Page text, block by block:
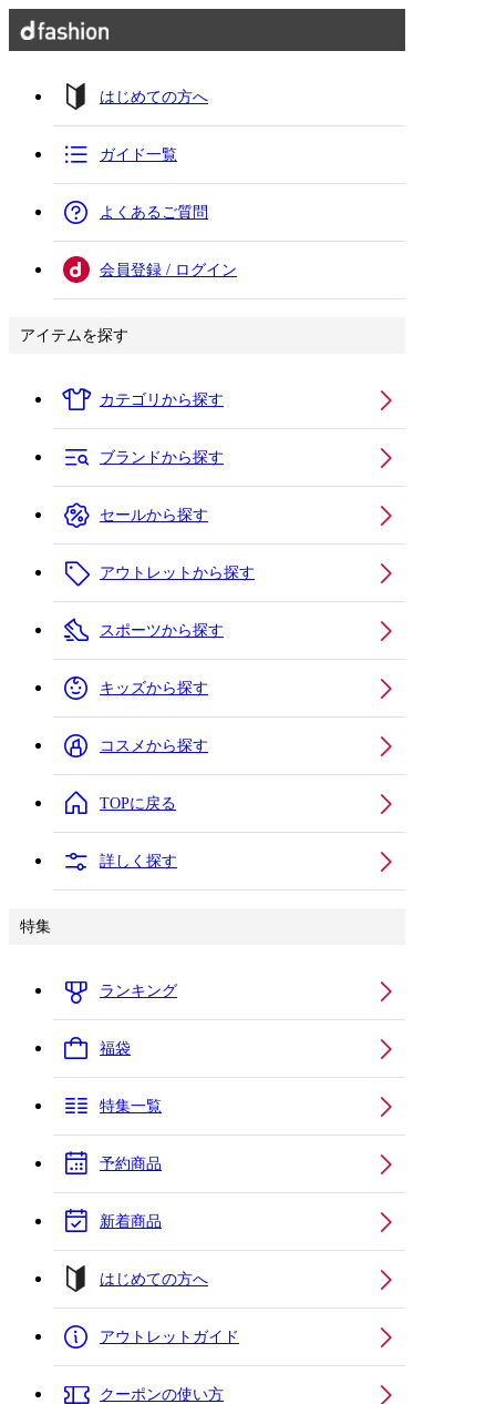
はじめての方へ
ガイド一覧
よくあるご質問
会員登録 / ログイン
アイテムを探す
カテゴリから探す
ブランドから探す
セールから探す
アウトレットから探す
スポーツから探す
キッズから探す
コスメから探す
TOPに戻る
詳しく探す
特集
ランキング
福袋
特集一覧
予約商品
新着商品
はじめての方へ
アウトレットガイド
クーポンの使い方